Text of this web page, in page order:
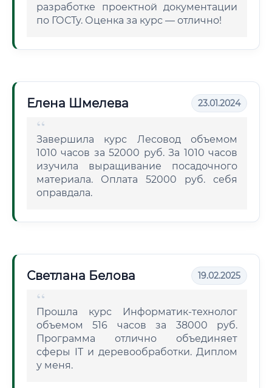
разработке проектной документации
по ГОСТу. Оценка за курс — отлично!
Елена Шмелева 23.01.2024
Завершила курс Лесовод объемом
1010 часов за 52000 руб. За 1010 часов
изучила выращивание посадочного
материала. Оплата 52000 руб. себя
оправдала.
Светлана Белова 19.02.2025
Прошла курс Информатик-технолог
объемом 516 часов за 38000 руб.
Программа отлично объединяет
сферы IT и деревообработки. Диплом
у меня.